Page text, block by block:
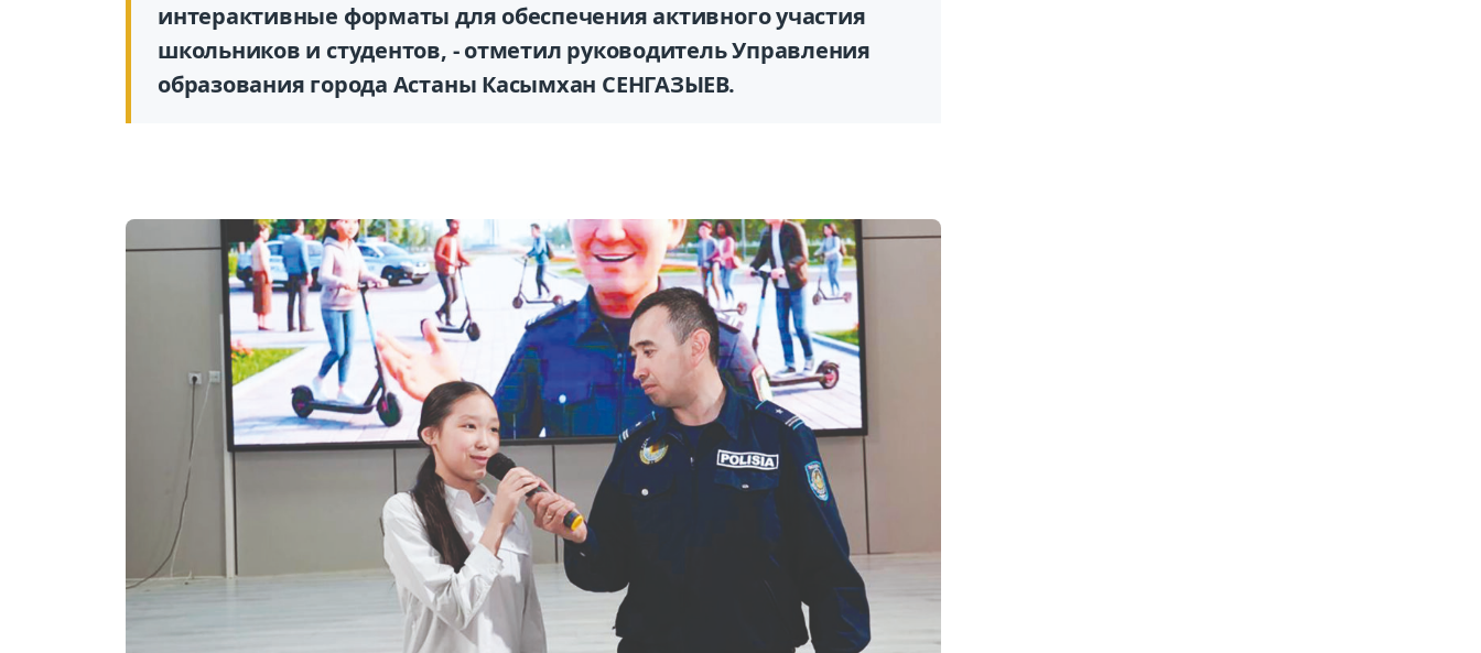
интерактивные форматы для обеспечения активного участия
школьников и студентов, - отметил руководитель Управления
образования города Астаны Касымхан СЕНГАЗЫЕВ.